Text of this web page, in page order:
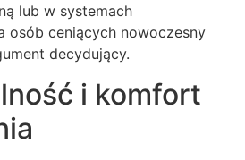
lub w systemach
osób ceniących nowoczesny
decydujący.
i komfort